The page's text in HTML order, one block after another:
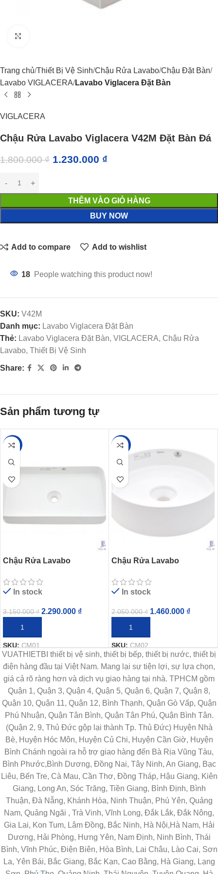
Trang chủ Thiết Bị Vệ Sinh Chậu Rửa Lavabo Chậu Đặt Bàn
Lavabo VIGLACERA Lavabo Viglacera Đặt Bàn
VIGLACERA
Chậu Rửa Lavabo Viglacera V42M Đặt Bàn Đá
1.800.000₫ 1.230.000 ₫
THÊM VÀO GIỎ HÀNG
BUY NOW
Add to compare Add to wishlist
18 People watching this product now!
SKU: V42M
Danh mục: Lavabo Viglacera Đặt Bàn
Thẻ: Lavabo Viglacera Đặt Bàn, VIGLACERA, Chậu Rửa
Lavabo, Thiết Bị Vệ Sinh
Share:
Sản phẩm tương tự
-27%
Chậu Rửa Lavabo
Chữ Nhật
In stock
3.150.000₫ 2.290.000 ₫
THÊM VÀO GIỎ HÀNG
SKU:CM01
-29%
Chậu Rửa Lavabo
Tròn
In stock
2.050.000₫ 1.460.000 ₫
THÊM VÀO GIỎ HÀNG
SKU:CM02
VUATHIETBI thiết bị vệ sinh, thiết bị bếp, thiết bị nước, thiết bị
điện hàng đầu tại Việt Nam. Mang lại sự tiện lợi, sự lựa chọn,
giá cả rõ ràng hơn và dịch vụ giao hàng tại nhà. TPHCM gồm
Quận 1, Quận 3, Quận 4, Quận 5, Quận 6, Quận 7, Quận 8,
Quận 10, Quận 11, Quận 12, Bình Thạnh, Quận Gò Vấp, Quận
Phú Nhuận, Quận Tân Bình, Quận Tân Phú, Quận Bình Tân.
(Quận 2, 9, Thủ Đức gộp lại thành Tp. Thủ Đức) Huyện Nhà
Bè, Huyện Hóc Môn, Huyện Củ Chi, Huyện Cần Giờ, Huyện
Bình Chánh ngoài ra hỗ trợ giao hàng đến Bà Rịa Vũng Tàu,
Bình Phước,Bình Dương, Đồng Nai, Tây Ninh, An Giang, Bạc
Liêu, Bến Tre, Cà Mau, Cần Thơ, Đồng Tháp, Hậu Giang, Kiên
Giang, Long An, Sóc Trăng, Tiền Giang, Bình Định, Bình
Thuận, Đà Nẵng, Khánh Hòa, Ninh Thuận, Phú Yên, Quảng
Nam, Quảng Ngãi , Trà Vinh, Vĩnh Long, Đắk Lắk, Đắk Nông,
Gia Lai, Kon Tum, Lâm Đồng, Bắc Ninh, Hà Nội,Hà Nam, Hải
Dương, Hải Phòng, Hưng Yên, Nam Định, Ninh Bình, Thái
Bình, Vĩnh Phúc, Điện Biên, Hòa Bình, Lai Châu, Lào Cai, Sơn
La, Yên Bái, Bắc Giang, Bắc Kạn, Cao Bằng, Hà Giang, Lạng